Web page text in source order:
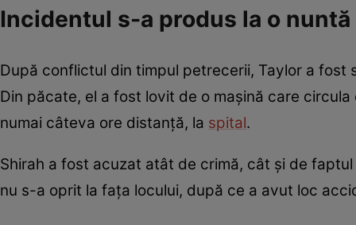
Incidentul s-a produs la o nuntă
După conflictul din timpul petrecerii, Taylor a
Din păcate, el a fost lovit de o mașină care
numai câteva ore distanță, la spital.
Shirah a fost acuzat atât de crimă, cât și de
nu s-a oprit la fața locului, după ce a avut loc